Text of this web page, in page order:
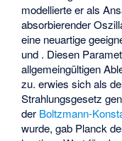
modellierte er als
absorbierender
eine neuartige
und . Diesen
allgemeingültigen
zu.erwies sich als
Strahlungsgesetz
der Boltzmann-
wurde, gab Planck